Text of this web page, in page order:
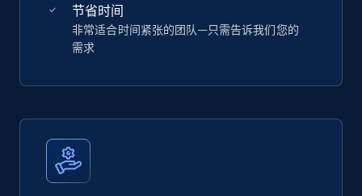
节省时间
非常适合时间紧张的团队—只需告诉我们您的
需求